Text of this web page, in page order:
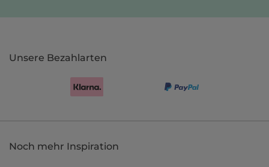
Unsere Bezahlarten
Noch mehr Inspiration